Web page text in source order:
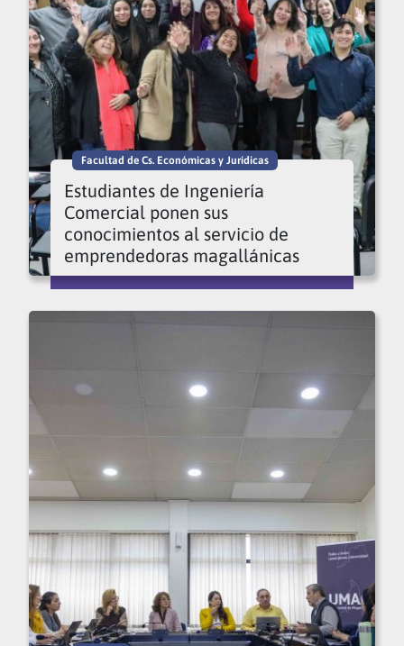
Facultad de Cs. Económicas y Jurídicas
Estudiantes de Ingeniería
Comercial ponen sus
conocimientos al servicio de
emprendedoras magallánicas